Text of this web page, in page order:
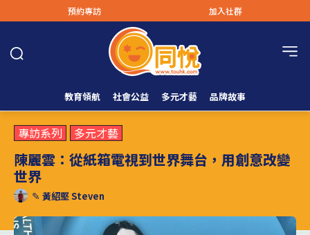
預約專訪 加入社群
教育領航 社會公益 多元才藝 品牌故事
專訪系列 多元才藝
陳麗雲：從紙箱電視到世界舞台，用創意改變
世界
✎ 黃紹堅 Steven